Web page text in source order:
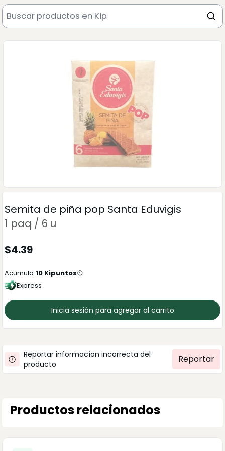
Semita de piña pop Santa Eduvigis
1 paq / 6 u
$4.39
Acumula 10 Kipuntos
Express
Inicia sesión para agregar al carrito
Reportar informacíon incorrecta del
producto
Reportar
Productos relacionados